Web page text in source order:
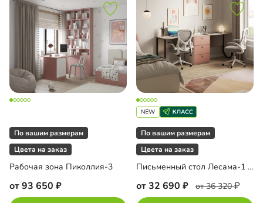
По вашим размерам
Цвета на заказ
Рабочая зона Пиколлия-3
от 93 650
По вашим размерам
Цвета на заказ
Письменный стол Лесама-1 для двоих
от 32 690 от 36 320